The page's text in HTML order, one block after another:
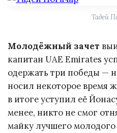
Тадей
Молодёжный зачет
капитан UAE Emirates
одержать три победы —
носил некоторое время
в итоге уступил её
менее, никто не смог
майку лучшего